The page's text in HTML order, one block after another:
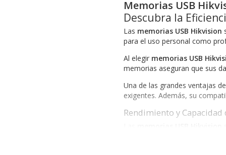
Memorias USB
Descubra la
Las memorias USB Hikvision
para el uso personal como
Al elegir memorias USB
memorias aseguran que sus
Una de las grandes ventajas
exigentes. Además, su
Rendimiento y